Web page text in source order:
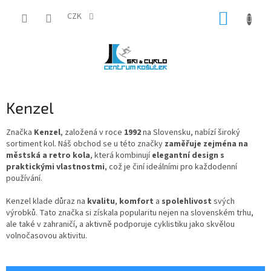
CZK
Kenzel
Značka Kenzel, založená v roce 1992na Slovensku, nabízí široký
sortiment kol. Náš obchod se u této značky zaměřuje zejména na
městská a retro kola, která kombinujíelegantní design s
praktickými vlastnostmi, což je činí ideálními pro každodenní
používání.
Kenzel klade důraz na kvalitu, komfort a spolehlivost svých
výrobků. Tato značka si získala popularitu nejen na slovenském trhu,
ale také v zahraničí, a aktivně podporuje cyklistiku jako skvělou
volnočasovou aktivitu.